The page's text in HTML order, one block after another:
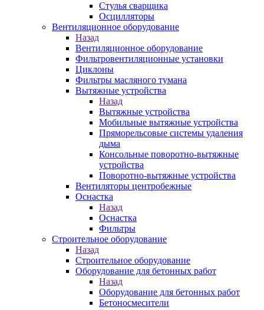
Стулья сварщика
Осцилляторы
Вентиляционное оборудование
Назад
Вентиляционное оборудование
Фильтровентиляционные установки
Циклоны
Фильтры масляного тумана
Вытяжные устройства
Назад
Вытяжные устройства
Мобильные вытяжные устройства
Пряморельсовые системы удаления
дыма
Консольные поворотно-вытяжные
устройства
Поворотно-вытяжные устройства
Вентиляторы центробежные
Оснастка
Назад
Оснастка
Фильтры
Строительное оборудование
Назад
Строительное оборудование
Оборудование для бетонных работ
Назад
Оборудование для бетонных работ
Бетоносмесители